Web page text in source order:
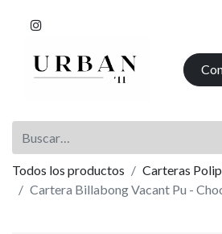
Todos los productos
Carteras
Cartera Billabong Vacant Pu -